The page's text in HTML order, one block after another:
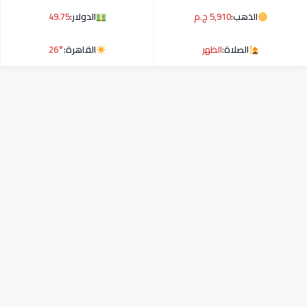
الذهب:5,910 ج.م الدولار:49.75
الصلاة:الظهر القاهرة:26°